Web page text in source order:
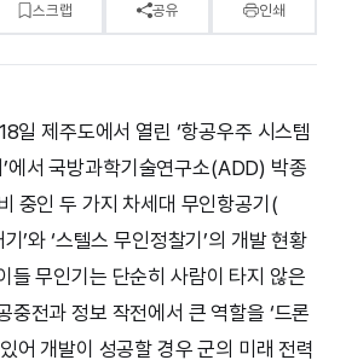
스크랩 공유 인쇄
일 제주도에서 열린 ‘항공우주 시스템
에서 국방과학기술연구소(ADD) 박종
중인 두 가지 차세대 무인항공기(
’와 ‘스텔스 무인정찰기’의 개발 현황
들 무인기는 단순히 사람이 타지 않은
중전과 정보 작전에서 큰 역할을 ‘드론
어 개발이 성공할 경우 군의 미래 전력